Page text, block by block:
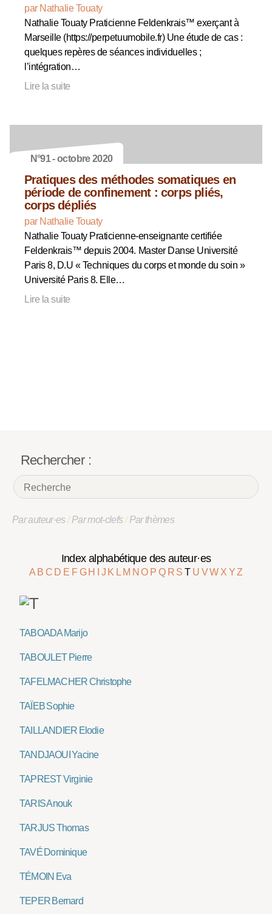
par Nathalie Touaty
Nathalie Touaty Praticienne Feldenkrais™ exerçant à
Marseille (https://perpetuumobile.fr) Une étude de cas :
quelques repères de séances individuelles ;
l’intégration…
Lire la suite
N°91 - octobre 2020
Pratiques des méthodes somatiques en
période de confinement : corps pliés,
corps dépliés
par Nathalie Touaty
Nathalie Touaty Praticienne-enseignante certifiée
Feldenkrais™ depuis 2004. Master Danse Université
Paris 8, D.U « Techniques du corps et monde du soin »
Université Paris 8. Elle…
Lire la suite
Rechercher :
Par auteur·es/Par mot-clefs/Par thèmes
Index alphabétique des auteur·es
A B C D E F G H J K L M NO P Q R ST U VW X YZ
TABOADA Marijo
TABOULET Pierre
TAFELMACHER Christophe
TAÏEB Sophie
TAILLANDIER Elodie
TANDJAOUI Yacine
TAPREST Virginie
TARIS Anouk
TARJUS Thomas
TAVÉ Dominique
TÉMOIN Eva
TEPER Bernard